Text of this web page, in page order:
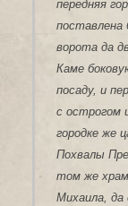
передняя
поставлена
ворота да
Каме
посаду, и
с острогом
городке же
Похвалы
том же
Михаила, да